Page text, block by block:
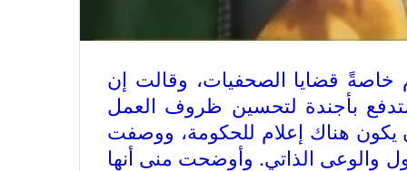
خاصةً قضايا الصحفيات، وقالت إن
بأجندة لتحسين ظروف العمل
هناك إعلام للحكومة، ووصفت
والوعى الذاتي. وأوضحت منى أنها
يطالب السلطات السودانية بالإفراج
الفوري عن الزميل الصحفي اسحق
يدعو الى دعم القضية الفلسطينية
وحقوق الشعب الفلسطيني